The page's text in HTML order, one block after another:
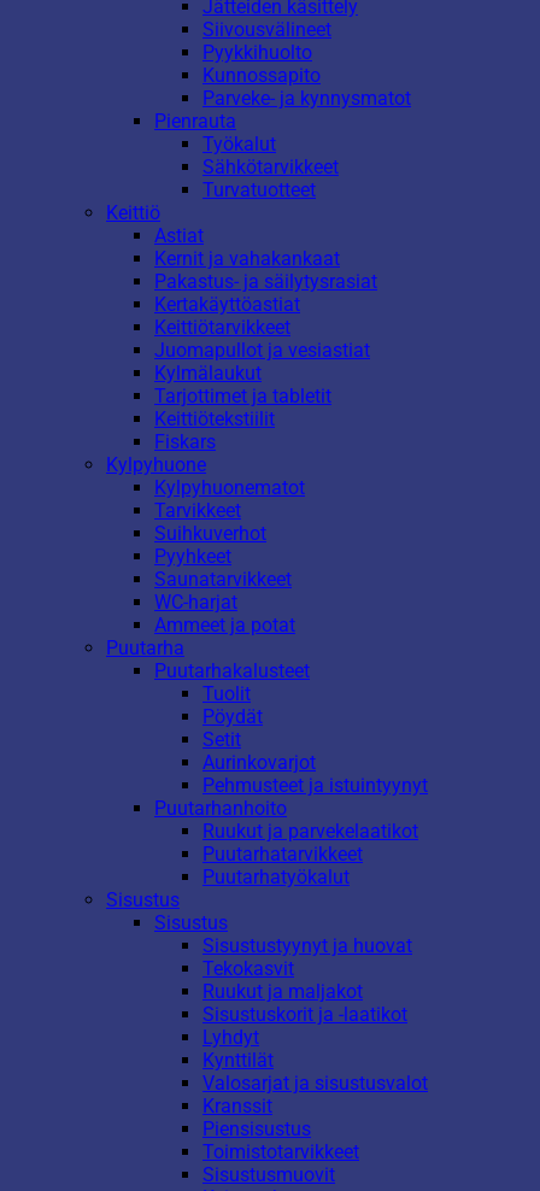
Jätteiden käsittely
Siivousvälineet
Pyykkihuolto
Kunnossapito
Parveke- ja kynnysmatot
Pienrauta
Työkalut
Sähkötarvikkeet
Turvatuotteet
Keittiö
Astiat
Kernit ja vahakankaat
Pakastus- ja säilytysrasiat
Kertakäyttöastiat
Keittiötarvikkeet
Juomapullot ja vesiastiat
Kylmälaukut
Tarjottimet ja tabletit
Keittiötekstiilit
Fiskars
Kylpyhuone
Kylpyhuonematot
Tarvikkeet
Suihkuverhot
Pyyhkeet
Saunatarvikkeet
WC-harjat
Ammeet ja potat
Puutarha
Puutarhakalusteet
Tuolit
Pöydät
Setit
Aurinkovarjot
Pehmusteet ja istuintyynyt
Puutarhanhoito
Ruukut ja parvekelaatikot
Puutarhatarvikkeet
Puutarhatyökalut
Sisustus
Sisustus
Sisustustyynyt ja huovat
Tekokasvit
Ruukut ja maljakot
Sisustuskorit ja -laatikot
Lyhdyt
Kynttilät
Valosarjat ja sisustusvalot
Kranssit
Piensisustus
Toimistotarvikkeet
Sisustusmuovit